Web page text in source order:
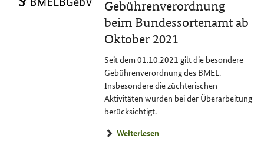
Gebührenverordnung
beim Bundessortenamt ab
Oktober 2021
Seit dem 01.10.2021 gilt die besondere
Gebührenverordnung des BMEL.
Insbesondere die züchterischen
Aktivitäten wurden bei der Überarbeitung
berücksichtigt.
Weiterlesen